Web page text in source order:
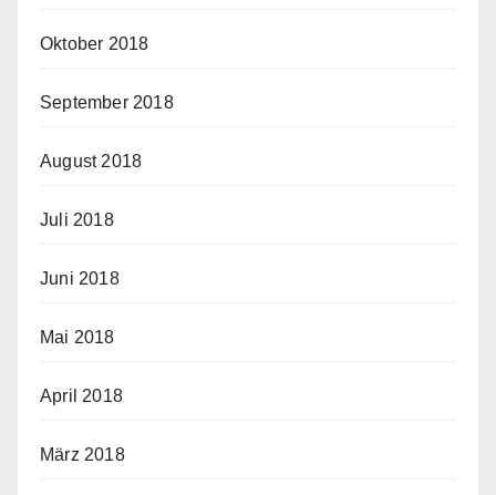
Oktober 2018
September 2018
August 2018
Juli 2018
Juni 2018
Mai 2018
April 2018
März 2018